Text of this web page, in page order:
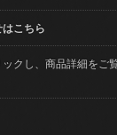
こちら
クし、商品詳細をご